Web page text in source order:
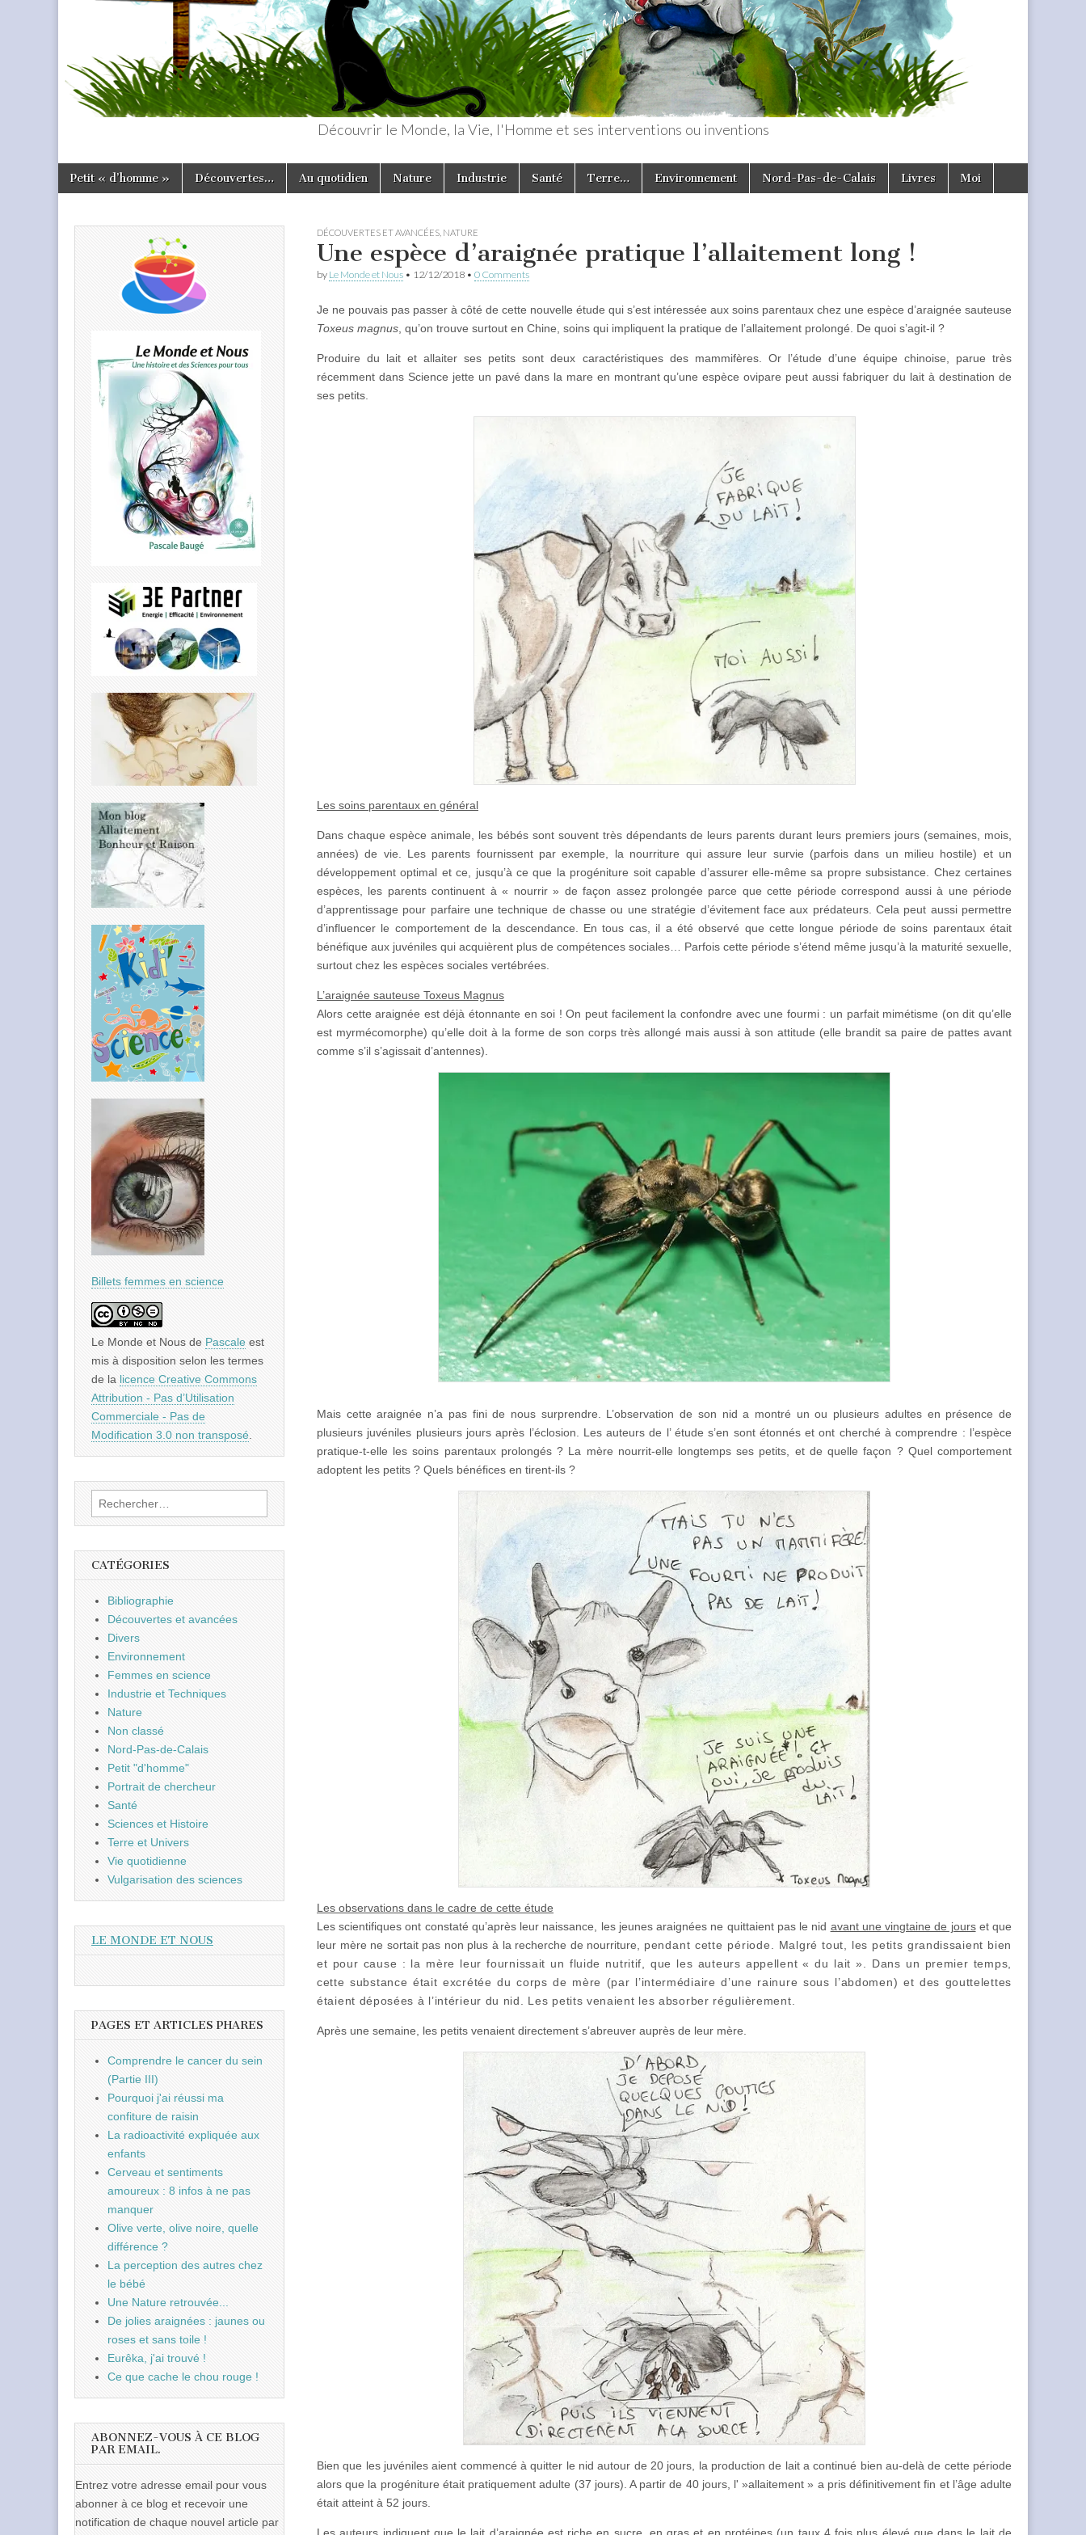
Découvrir le Monde, la Vie, l'Homme et ses interventions ou inventions
Main
menu
Skip
Petit « d’homme » Découvertes… Au quotidien Nature Industrie Santé Terre… Environnement Nord-Pas-de-Calais Livres Moi
DÉCOUVERTES ET AVANCÉES NATURE
Une espèce d’araignée pratique l’allaitement long !
by Le Monde et Nous • 12/12/2018 • 0 Comments
Je ne pouvais pas passer à côté de cette nouvelle étude qui s’est intéressée aux soins parentaux chez une espèce d’araignée sauteuse
Toxeus magnus, qu’on trouve surtout en Chine, soins qui impliquent la pratique de l’allaitement prolongé. De quoi s’agit-il ?
Produire du lait et allaiter ses petits sont deux caractéristiques des mammifères. Or l’étude d’une équipe chinoise, parue très
récemment dans Science jette un pavé dans la mare en montrant qu’une espèce ovipare peut aussi fabriquer du lait à destination de
ses petits.
Les soins parentaux en général
Dans chaque espèce animale, les bébés sont souvent très dépendants de leurs parents durant leurs premiers jours (semaines, mois,
années) de vie. Les parents fournissent par exemple, la nourriture qui assure leur survie (parfois dans un milieu hostile) et un
développement optimal et ce, jusqu’à ce que la progéniture soit capable d’assurer elle-même sa propre subsistance. Chez certaines
espèces, les parents continuent à « nourrir » de façon assez prolongée parce que cette période correspond aussi à une période
d’apprentissage pour parfaire une technique de chasse ou une stratégie d’évitement face aux prédateurs. Cela peut aussi permettre
d’influencer le comportement de la descendance. En tous cas, il a été observé que cette longue période de soins parentaux était
bénéfique aux juvéniles qui acquièrent plus de compétences sociales… Parfois cette période s’étend même jusqu’à la maturité sexuelle,
surtout chez les espèces sociales vertébrées.
L’araignée sauteuse Toxeus Magnus
Alors cette araignée est déjà étonnante en soi ! On peut facilement la confondre avec une fourmi : un parfait mimétisme (on dit qu’elle
est myrmécomorphe) qu’elle doit à la forme de son corps très allongé mais aussi à son attitude (elle brandit sa paire de pattes avant
comme s’il s’agissait d’antennes).
Mais cette araignée n’a pas fini de nous surprendre. L’observation de son nid a montré un ou plusieurs adultes en présence de
plusieurs juvéniles plusieurs jours après l’éclosion. Les auteurs de l’ étude s’en sont étonnés et ont cherché à comprendre : l’espèce
pratique-t-elle les soins parentaux prolongés ? La mère nourrit-elle longtemps ses petits, et de quelle façon ? Quel comportement
adoptent les petits ? Quels bénéfices en tirent-ils ?
Les observations dans le cadre de cette étude
Les scientifiques ont constaté qu’après leur naissance, les jeunes araignées ne quittaient pas le nid avant une vingtaine de jourset que
leur mère ne sortait pas non plus à la recherche de nourriture, pendant cette période
. Malgré tout, les petits grandissaient bien
et pour cause : la mère leur fournissait un fluide nutritif, que les auteurs appellent « du lait ». Dans un premier temps,
cette substance était excrétée du corps de mère (par l’intermédiaire d’une rainure sous l’abdomen) et des gouttelettes
étaient déposées à l’intérieur du nid. L es petits venaient les absorber régulièrement.
Après une semaine, les petits venaient directement s’abreuver auprès de leur mère.
Bien que les juvéniles aient commencé à quitter le nid autour de 20 jours, la production de lait a continué bien au-delà de cette période
alors que la progéniture était pratiquement adulte (37 jours). A partir de 40 jours, l' »allaitement » a pris définitivement fin et l’âge adulte
était atteint à 52 jours.
Billets femmes en science
Le Monde et Nous de Pascale est
mis à disposition selon les termes
de la licence Creative Commons
Attribution - Pas d’Utilisation
Commerciale - Pas de
Modification 3.0 non transposé.
Rechercher :
CATÉGORIES
Bibliographie
Découvertes et avancées
Divers
Environnement
Femmes en science
Industrie et Techniques
Nature
Non classé
Nord-Pas-de-Calais
Petit "d'homme"
Portrait de chercheur
Santé
Sciences et Histoire
Terre et Univers
Vie quotidienne
Vulgarisation des sciences
LE MONDE ET NOUS
PAGES ET ARTICLES PHARES
Comprendre le cancer du sein
(Partie III)
Pourquoi j'ai réussi ma
confiture de raisin
La radioactivité expliquée aux
enfants
Cerveau et sentiments
amoureux : 8 infos à ne pas
manquer
Olive verte, olive noire, quelle
différence ?
La perception des autres chez
le bébé
Une Nature retrouvée...
De jolies araignées : jaunes ou
roses et sans toile !
Eurêka, j'ai trouvé !
Ce que cache le chou rouge !
ABONNEZ-VOUS À CE BLOG
PAR EMAIL.
Entrez votre adresse email pour vous
abonner à ce blog et recevoir une
notification de chaque nouvel article par